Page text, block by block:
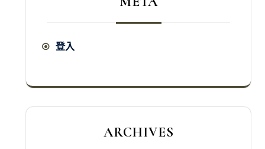
登入
ARCHIVES